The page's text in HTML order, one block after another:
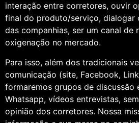
interação entre corretores, ouvir
final do produto/serviço, dialogar
das companhias, ser um canal de
oxigenação no mercado.
Para isso, além dos tradicionais
comunicação (site, Facebook,
formaremos grupos de discussão
Whatsapp, vídeos entrevistas,
opinião dos corretores. Nossa